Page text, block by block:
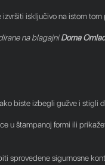
isključivo na istom tom
na blagajniDoma
biste izbegli gužve i stigli
u štampanoj formi ili
sprovedene sigurnosne